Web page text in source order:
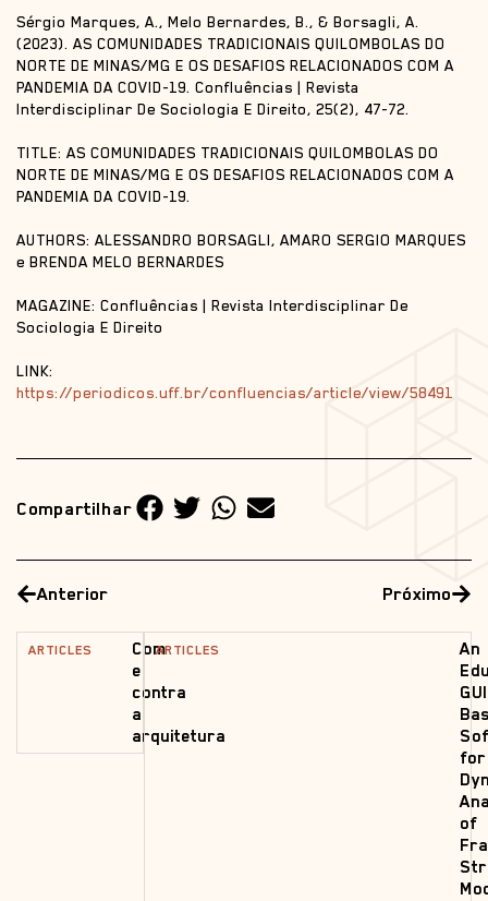
Sérgio Marques, A., Melo Bernardes, B., & Borsagli, A.
(2023). AS COMUNIDADES TRADICIONAIS QUILOMBOLAS DO
NORTE DE MINAS/MG E OS DESAFIOS RELACIONADOS COM A
PANDEMIA DA COVID-19. Confluências | Revista
Interdisciplinar De Sociologia E Direito, 25(2), 47-72.
TITLE: AS COMUNIDADES TRADICIONAIS QUILOMBOLAS DO
NORTE DE MINAS/MG E OS DESAFIOS RELACIONADOS COM A
PANDEMIA DA COVID-19.
AUTHORS: ALESSANDRO BORSAGLI, AMARO SERGIO MARQUES
e BRENDA MELO BERNARDES
MAGAZINE: Confluências | Revista Interdisciplinar De
Sociologia E Direito
LINK:
https://periodicos.uff.br/confluencias/article/view/58491
Compartilhar
Anterior
ARTICLES
Com
e
contra
a
arquitetura
Próximo
ARTICLES
An
for
of